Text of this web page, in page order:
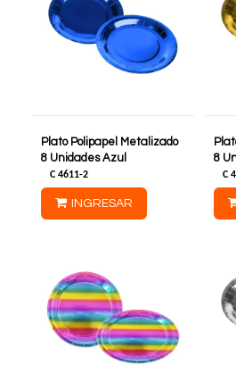
Plato Polipapel Metalizado
8 Unidades Azul
C 4611-2
INGRESAR
8
C